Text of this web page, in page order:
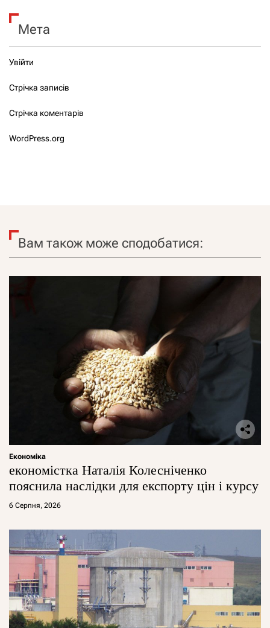
Мета
Увійти
Стрічка записів
Стрічка коментарів
WordPress.org
Вам також може сподобатися:
Економіка
економістка Наталія Колесніченко
пояснила наслідки для експорту цін і курсу
6 Серпня, 2026